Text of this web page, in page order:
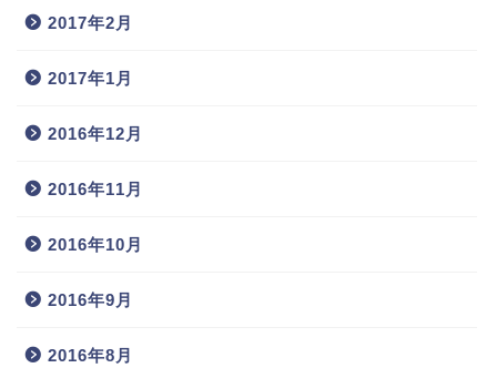
2017年2月
2017年1月
2016年12月
2016年11月
2016年10月
2016年9月
2016年8月